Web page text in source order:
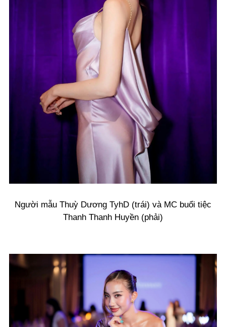
Người mẫu Thuỳ Dương TyhD (trái) và MC buổi tiệc
Thanh Thanh Huyền (phải)